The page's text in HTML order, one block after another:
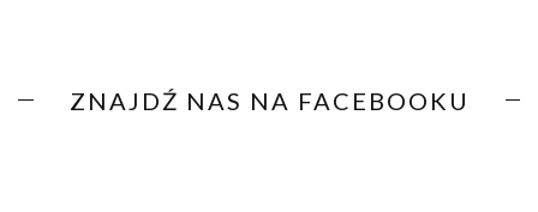
ZNAJDŹ NAS NA FACEBOOKU